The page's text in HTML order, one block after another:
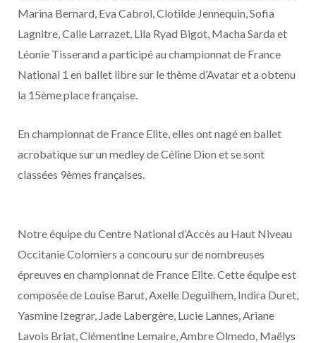
Marina Bernard, Eva Cabrol, Clotilde Jennequin, Sofia
Lagnitre, Calie Larrazet, Lila Ryad Bigot, Macha Sarda et
Léonie Tisserand a participé au championnat de France
National 1 en ballet libre sur le thème d’Avatar et a obtenu
la 15ème place française.
En championnat de France Elite, elles ont nagé en ballet
acrobatique sur un medley de Céline Dion et se sont
classées 9èmes françaises.
Notre équipe du Centre National d’Accès au Haut Niveau
Occitanie Colomiers a concouru sur de nombreuses
épreuves en championnat de France Elite. Cette équipe est
composée de Louise Barut, Axelle Deguilhem, Indira Duret,
Yasmine Izegrar, Jade Labergère, Lucie Lannes, Ariane
Lavois Briat, Clémentine Lemaire, Ambre Olmedo, Maëlys